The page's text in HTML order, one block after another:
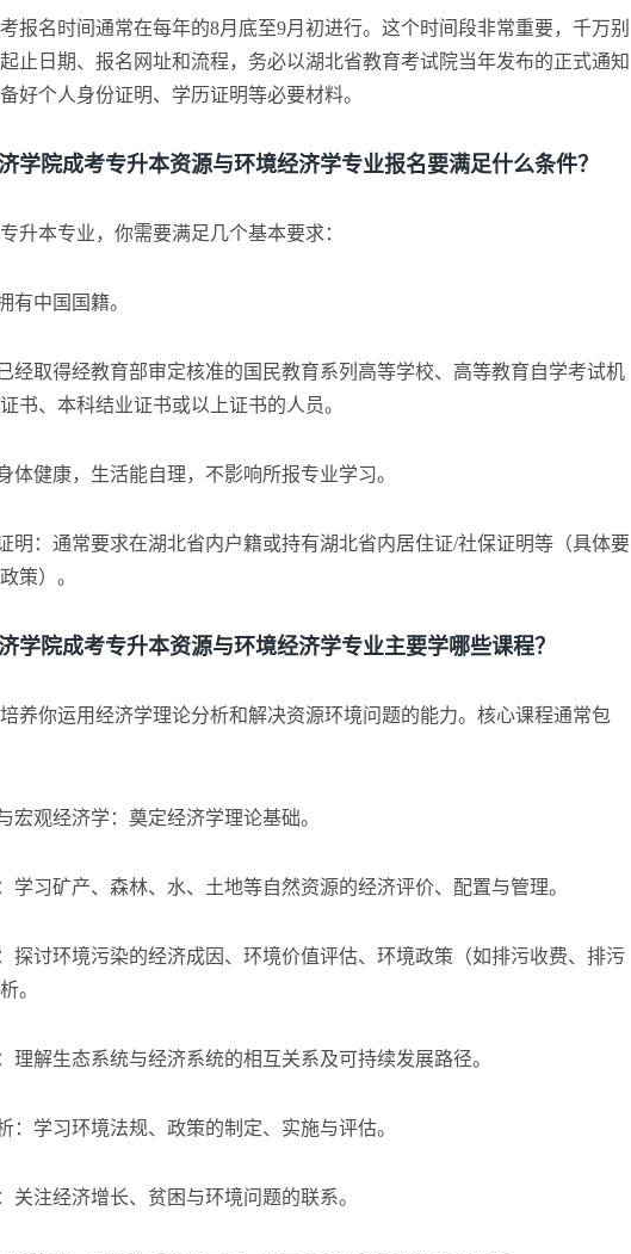
名时间通常在每年的8月底至9月初进行。这个时间段非常重要，千万别
止日期、报名网址和流程，务必以湖北省教育考试院当年发布的正式通知
好个人身份证明、学历证明等必要材料。
成考专升本资源与环境经济学专业报名要满足什么条件？
本专业，你需要满足几个基本要求：
中国国籍。
取得经教育部审定核准的国民教育系列高等学校、高等教育自学考试机
书、本科结业证书或以上证书的人员。
健康，生活能自理，不影响所报专业学习。
：通常要求在湖北省内户籍或持有湖北省内居住证/社保证明等（具体要
策）。
成考专升本资源与环境经济学专业主要学哪些课程？
你运用经济学理论分析和解决资源环境问题的能力。核心课程通常包
观经济学：奠定经济学理论基础。
习矿产、森林、水、土地等自然资源的经济评价、配置与管理。
讨环境污染的经济成因、环境价值评估、环境政策（如排污收费、排污
。
解生态系统与经济系统的相互关系及可持续发展路径。
学习环境法规、政策的制定、实施与评估。
注经济增长、贫困与环境问题的联系。